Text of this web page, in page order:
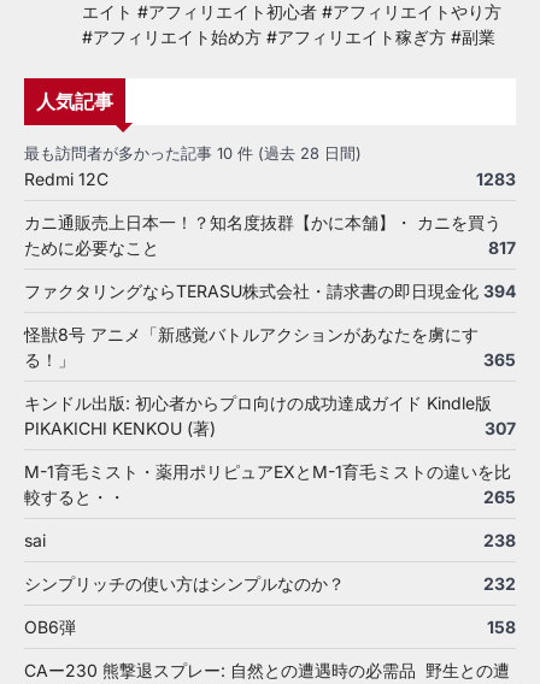
エイト #アフィリエイト初心者 #アフィリエイトやり方
#アフィリエイト始め方 #アフィリエイト稼ぎ方 #副業
人気記事
最も訪問者が多かった記事 10 件 (過去 28 日間)
Redmi 12C 1283
カニ通販売上日本一！？知名度抜群【かに本舗】・ カニを買う
ために必要なこと
817
ファクタリングならTERASU株式会社・請求書の即日現金化 394
怪獣8号 アニメ「新感覚バトルアクションがあなたを虜にす
る！」
365
キンドル出版: 初心者からプロ向けの成功達成ガイド Kindle版
PIKAKICHI KENKOU (著)
307
M-1育毛ミスト・薬用ポリピュアEXとM-1育毛ミストの違いを比
較すると・・
265
sai 238
シンプリッチの使い方はシンプルなのか？ 232
OB6弾 158
CAー230 熊撃退スプレー: 自然との遭遇時の必需品 野生との遭